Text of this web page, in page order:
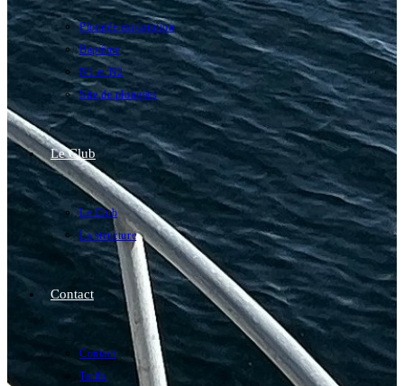
Plongée exploration
Baptême
N1 et N2
Site de plongées
Le Club
Le Club
La structure
Contact
Contact
Tarifs